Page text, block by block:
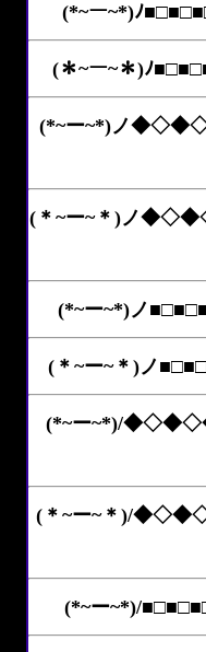
(*~ー~*)ﾉ
(＊~ー~＊)ﾉ
(*~ー~*)ノ
(＊~ー~＊)ノ
(*~ー~*)ノ
(＊~ー~＊)ノ
(*~ー~*)/
(＊~ー~＊)/
(*~ー~*)/